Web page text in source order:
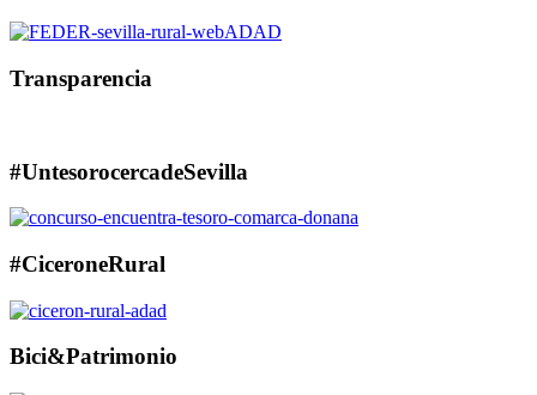
Transparencia
#UntesorocercadeSevilla
#CiceroneRural
Bici&Patrimonio